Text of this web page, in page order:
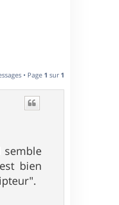
• Page 1 sur 1
semble
bien